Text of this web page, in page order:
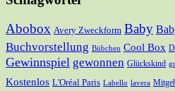
Abobox Avery Zweckform Baby
Buchvorstellung Bübchen Cool Box
Gewinnspiel gewonnen Glückskind
Kostenlos L'Oréal Paris Labello lavera